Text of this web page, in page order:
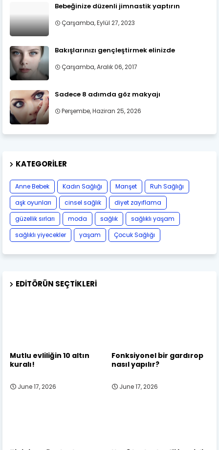
Bebeğinize düzenli jimnastik yaptırın
Çarşamba, Eylül 27, 2023
Bakışlarınızı gençleştirmek elinizde
Çarşamba, Aralık 06, 2017
Sadece 8 adımda göz makyajı
Perşembe, Haziran 25, 2026
KATEGORILER
Anne Bebek Kadın Sağlığı Manşet
Ruh Sağlığı
aşk oyunları
cinsel sağlık
diyet zayıflama
güzellik sırları
moda sağlık
sağlıklı yaşam
sağlıklı yiyecekler
yaşam Çocuk Sağlığı
EDITÖRÜN SEÇTIKLERI
Mutlu evliliğin 10 altın
kuralı!
June 17, 2026
Fonksiyonel bir gardırop
nasıl yapılır?
June 17, 2026